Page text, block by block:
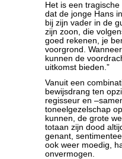
Het is een
dat de jonge Hans
bij zijn vader in de
zijn zoon, die
goed rekenen, je
voorgrond.
kunnen de
uitkomst bieden.”
Vanuit een
bewijsdrang ten
regisseur en
toneelgezelschap
kunnen, de grote
totaan zijn dood
genant,
ook weer moedig,
onvermogen.